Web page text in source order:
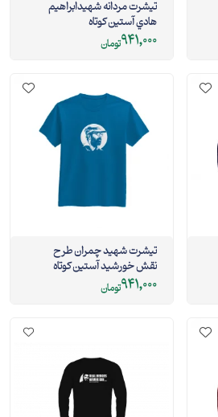
تيشرت مردانه شهيدابراهيم
هادي آستین کوتاه
941,000تومان
تیشرت شهید چمران طرح
نقش خورشید آستین کوتاه
941,000تومان